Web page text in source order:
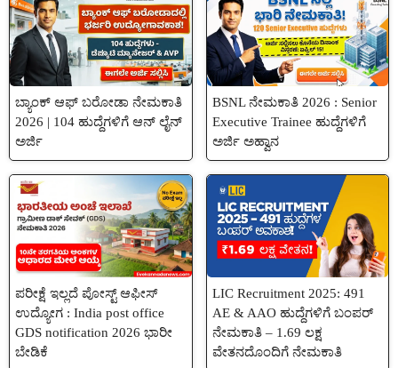
ಬ್ಯಾಂಕ್ ಆಫ್ ಬರೋಡಾ ನೇಮಕಾತಿ
2026 | 104 ಹುದ್ದೆಗಳಿಗೆ ಆನ್ ಲೈನ್
ಅರ್ಜಿ
BSNL ನೇಮಕಾತಿ 2026 : Senior
Executive Trainee ಹುದ್ದೆಗಳಿಗೆ
ಅರ್ಜಿ ಅಹ್ವಾನ
ಪರೀಕ್ಷೆ ಇಲ್ಲದೆ ಪೋಸ್ಟ್ ಆಫೀಸ್
ಉದ್ಯೋಗ : India post office
GDS notification 2026 ಭಾರೀ
ಬೇಡಿಕೆ
LIC Recruitment 2025: 491
AE & AAO ಹುದ್ದೆಗಳಿಗೆ ಬಂಪರ್
ನೇಮಕಾತಿ – 1.69 ಲಕ್ಷ
ವೇತನದೊಂದಿಗೆ ನೇಮಕಾತಿ